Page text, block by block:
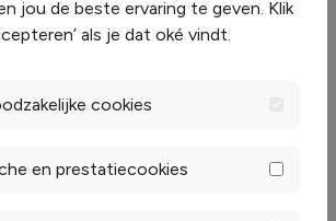
Wat is het
verschil
vast en
tarief?
jou de beste ervaring te geven. Klik
als je dat oké vindt.
cookies
en prestatiecookies